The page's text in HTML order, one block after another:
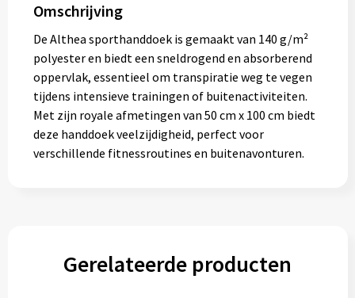
Omschrijving
De Althea sporthanddoek is gemaakt van 140 g/m²
polyester en biedt een sneldrogend en absorberend
oppervlak, essentieel om transpiratie weg te vegen
tijdens intensieve trainingen of buitenactiviteiten.
Met zijn royale afmetingen van 50 cm x 100 cm biedt
deze handdoek veelzijdigheid, perfect voor
verschillende fitnessroutines en buitenavonturen.
Gerelateerde producten